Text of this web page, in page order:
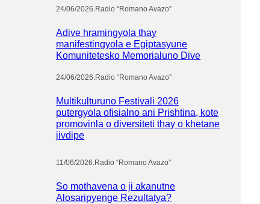
24/06/2026.Radio “Romano Avazo”
Adive hramingyola thay
manifestingyola e Egiptasyune
Komunitetesko Memorialuno Dive
24/06/2026.Radio “Romano Avazo”
Multikulturuno Festivali 2026
putergyola ofisialno ani Prishtina, kote
promovinla o diversiteti thay o khetane
jivdipe
11/06/2026.Radio “Romano Avazo”
So mothavena o ji akanutne
Alosaripyenge Rezultatya?